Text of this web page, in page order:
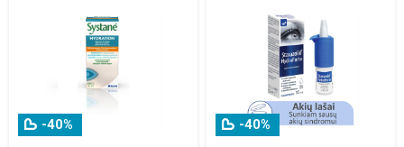
-40% -40%